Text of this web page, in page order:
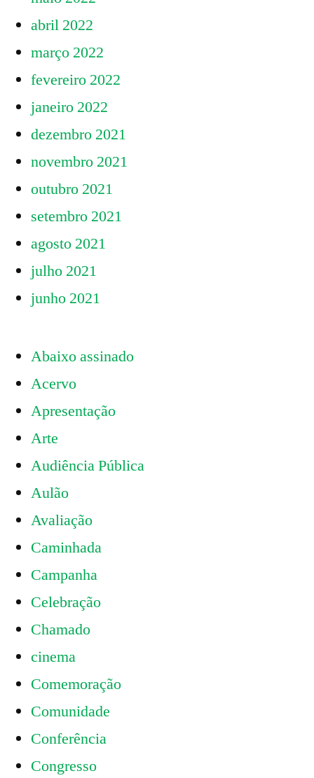
abril 2022
março 2022
fevereiro 2022
janeiro 2022
dezembro 2021
novembro 2021
outubro 2021
setembro 2021
agosto 2021
julho 2021
junho 2021
Abaixo assinado
Acervo
Apresentação
Arte
Audiência Pública
Aulão
Avaliação
Caminhada
Campanha
Celebração
Chamado
cinema
Comemoração
Comunidade
Conferência
Congresso